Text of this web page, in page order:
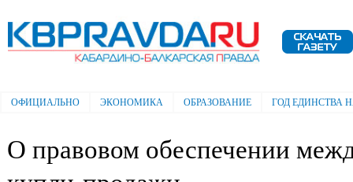
Электронная газета "Кабардино-
Балкарская правда"
Главное меню
ОФИЦИАЛЬНО ЭКОНОМИКА ОБРАЗОВАНИЕ ГОД ЕДИНСТВА
О правовом обеспечении